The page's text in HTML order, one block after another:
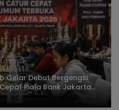
Gelar Debut Bergengsi
Piala Bank Jakarta